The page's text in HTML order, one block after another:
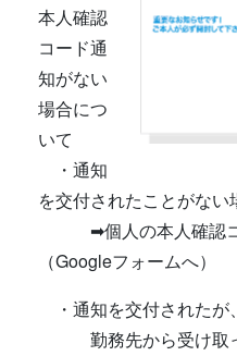
本人確認
コード通
知がない
場合につ
いて
・通知
を交付されたことがない
➡個人の本人確認コ
（Googleフォームへ）
・通知を交付されたが
勤務先から受け取っ